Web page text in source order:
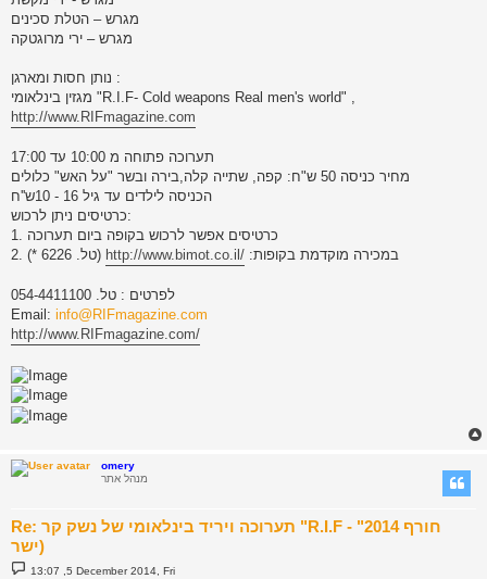
מגרש – הטלת סכינים
מגרש – ירי מרוגטקה
נותן חסות ומארגן :
מגזין בינלאומי "R.I.F- Cold weapons Real men's world" ,
http://www.RIFmagazine.com
תערוכה פתוחה מ 10:00 עד 17:00
מחיר כניסה 50 ש"ח: קפה, שתייה קלה,בירה ובשר "על האש" כלולים
הכניסה לילדים עד גיל 16 - 10ש''ח
כרטיסים ניתן לרכוש:
1. כרטיסים אפשר לרכוש בקופה ביום תערוכה
2. במכירה מוקדמת בקופות: http://www.bimot.co.il/ (טל. 6226 *)
לפרטים : טל. 054-4411100
Email: info@RIFmagazine.com
http://www.RIFmagazine.com/
omery
מנהל אתר
Re: תערוכה ויריד בינלאומי של נשק קר "R.I.F - חורף 2014"
(ישר
P13:07 ,5 December 2014, Fri